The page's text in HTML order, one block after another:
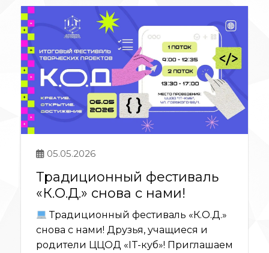
05.05.2026
Традиционный фестиваль
«К.О.Д.» снова с нами!
Традиционный фестиваль «К.О.Д.»
снова с нами! Друзья, учащиеся и
родители ЦЦОД «IT-куб»! Приглашаем